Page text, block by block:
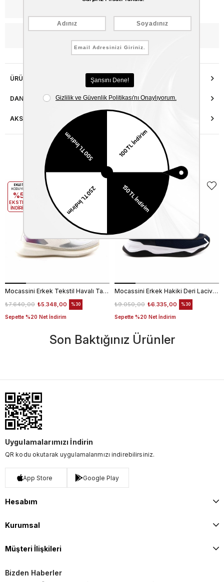
ÜRÜN ÖZELLIKLERI
DANIŞMA HATTI
AKSESUAR ONARIMI
Benzer Ürünler
Mocassini Erkek Tekstil Havalı Taban Beyaz Spor & Sneaker Ayakkabı
₺5.348,00
₺7.640,00
Sepette %20 Net İndirim
%30
EKLE5
KODUYLA
%5
EKSTRA
İNDİRİM
Mocassini Erkek Hakiki Deri Lacivert Spor & Sneaker Ayakkabı
₺6.335,00
₺9.050,00
Sepette %20 Net İndirim
%30
EKLE5
KODUYLA
%5
EKSTRA
Son Baktığınız Ürünler
Uygulamalarımızı İndirin
QR kodu okutarak uygulamalarımızı indirebilirsiniz.
App Store Google Play
Hesabım
Kurumsal
Müşteri İlişkileri
Bizden Haberler